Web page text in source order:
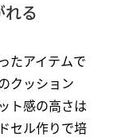
れる
たアイテムで
クッション
ト感の高さは
セル作りで培